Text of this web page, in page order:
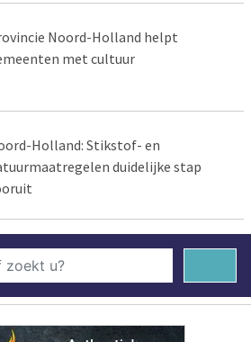
Noord-Holland helpt
met cultuur
Holland: Stikstof- en
duidelijke stap